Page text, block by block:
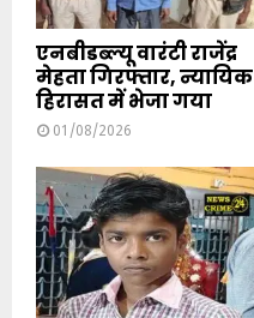
एनबीडब्ल्यू वारंटी राजेंद्र
मेहता गिरफ्तार, न्यायिक
हिरासत में भेजा गया
01/08/2026